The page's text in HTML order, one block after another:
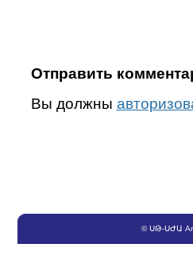
Отправить
Вы должны
©ՍԹ-ՍԺԱ